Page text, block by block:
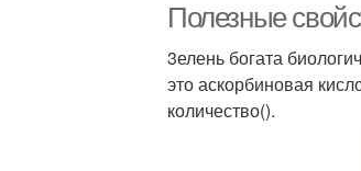
Полезные
3елень богата
это аскорбиновая
количество().